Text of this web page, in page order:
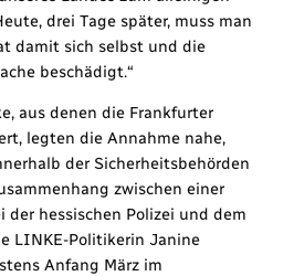
drei Tage später, muss man
damit sich selbst und die
beschädigt.“
aus denen die Frankfurter
legten die Annahme nahe,
der Sicherheitsbehörden
zwischen einer
der hessischen Polizei und dem
LINKE-Politikerin Janine
Anfang März im